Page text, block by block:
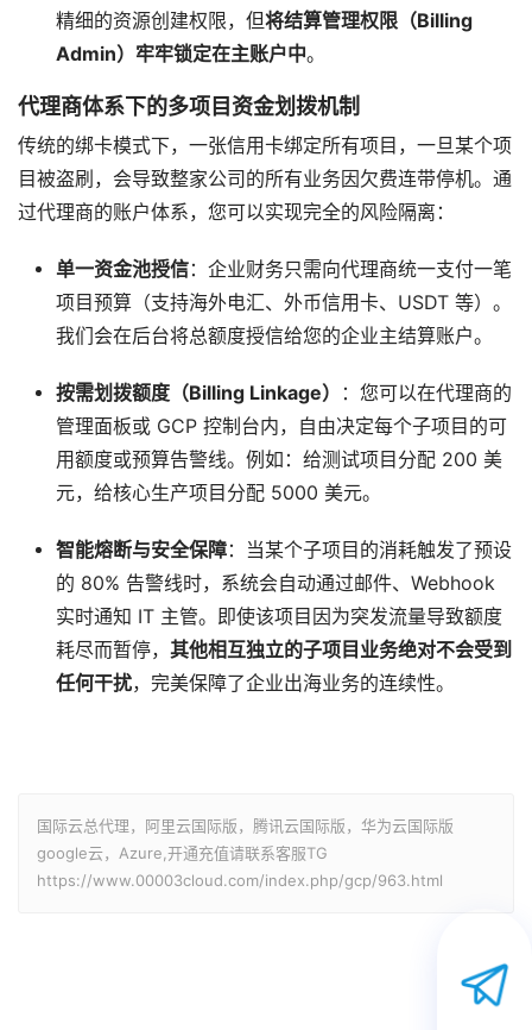
精细的资源创建权限，但将结算管理权限（Billing
Admin）牢牢锁定在主账户中。
代理商体系下的多项目资金划拨机制
传统的绑卡模式下，一张信用卡绑定所有项目，一旦某个项
目被盗刷，会导致整家公司的所有业务因欠费连带停机。通
过代理商的账户体系，您可以实现完全的风险隔离：
单一资金池授信：企业财务只需向代理商统一支付一笔
项目预算（支持海外电汇、外币信用卡、USDT 等）。
我们会在后台将总额度授信给您的企业主结算账户。
按需划拨额度（Billing Linkage）
：您可以在代理商的
管理面板或 GCP 控制台内，自由决定每个子项目的可
用额度或预算告警线。例如：给测试项目分配 200 美
元，给核心生产项目分配 5000 美元。
智能熔断与安全保障：当某个子项目的消耗触发了预设
的 80% 告警线时，系统会自动通过邮件、Webhook
实时通知 IT 主管。即使该项目因为突发流量导致额度
耗尽而暂停， 其他相互独立的子项目业务绝对不会受到
任何干扰，完美保障了企业出海业务的连续性。
国际云总代理，阿里云国际版，腾讯云国际版，华为云国际版
google云，Azure,开通充值请联系客服TG
https://www.00003cloud.com/index.php/gcp/963.html